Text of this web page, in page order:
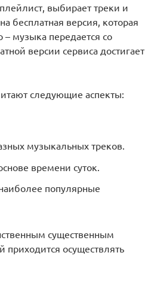
выбирает треки и
бесплатная версия, которая
– музыка передается со
версии сервиса достигает
следующие аспекты:
музыкальных треков.
времени суток.
популярные
существенным
приходится осуществлять